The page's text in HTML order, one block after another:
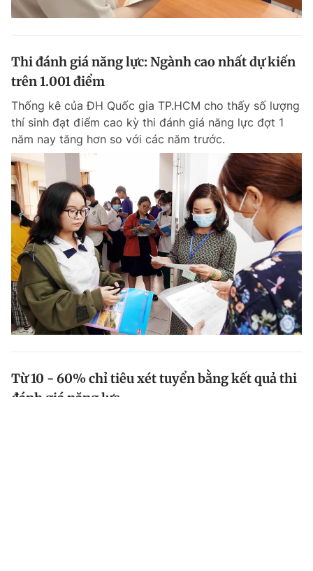
Thi đánh giá năng lực: Ngành cao nhất dự kiến
trên 1.001 điểm
Thống kê của ĐH Quốc gia TP.HCM cho thấy số lượng
thí sinh đạt điểm cao kỳ thi đánh giá năng lực đợt 1
năm nay tăng hơn so với các năm trước.
Từ 10 - 60% chỉ tiêu xét tuyển bằng kết quả thi
đánh giá năng lực